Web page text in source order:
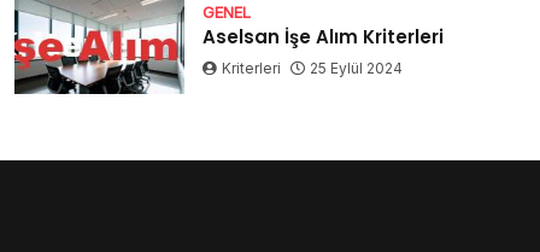
GENEL
Aselsan İşe Alım Kriterleri
Kriterleri 25 Eylül 2024